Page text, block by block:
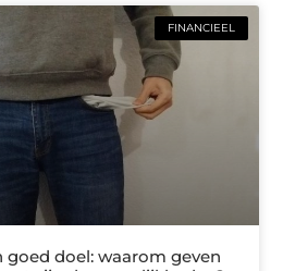
FINANCIEEL
goed doel: waarom geven